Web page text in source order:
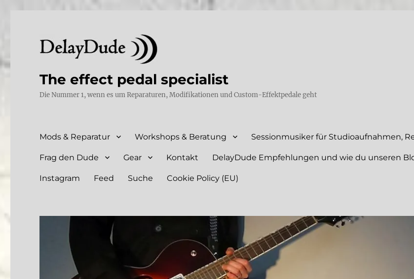
The effect pedal specialist
Die Nummer 1, wenn es um Reparaturen, Modifikationen und Custom-Effektpedale geht
Mods & Reparatur Workshops & Beratung Sessionmusiker für Studioaufnahmen,
Frag den Dude Gear Kontakt DelayDude Empfehlungen und wie du unseren
Instagram Feed Suche Cookie Policy (EU)